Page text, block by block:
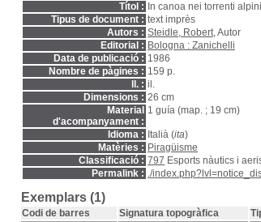
Títol : In canoa nei torrenti
Tipus de document : text imprès
Autors : Steidle, Robert, Autor
Editorial : Bologna : Zanichelli
Data de publicació : 1986
Nombre de pàgines : 159 p.
ll. : il.
Dimensions : 26 cm
Material
d'acompanyament :
1 guía (map. ; 19 cm)
Idioma : Italià (ita)
Matèries : Piragüisme
Classificació : 797 Esports nàutics i
Permalink : ./
Exemplars (1)
Codi de barres Signatura topogràfica